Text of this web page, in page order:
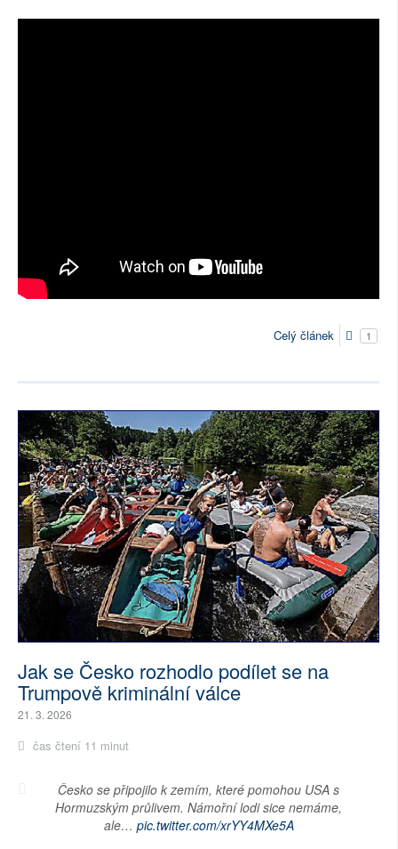
Celý článek 1
Jak se Česko rozhodlo podílet se na
Trumpově kriminální válce
21. 3. 2026
čas čtení 11 minut
Česko se připojilo k zemím, které pomohou USA s
Hormuzským průlivem. Námořní lodi sice nemáme,
ale… pic.twitter.com/xrYY4MXe5A